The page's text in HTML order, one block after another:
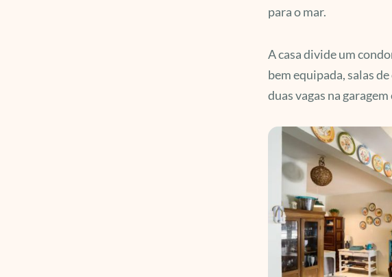
para o mar.
A casa divide um
bem equipada, salas
duas vagas na